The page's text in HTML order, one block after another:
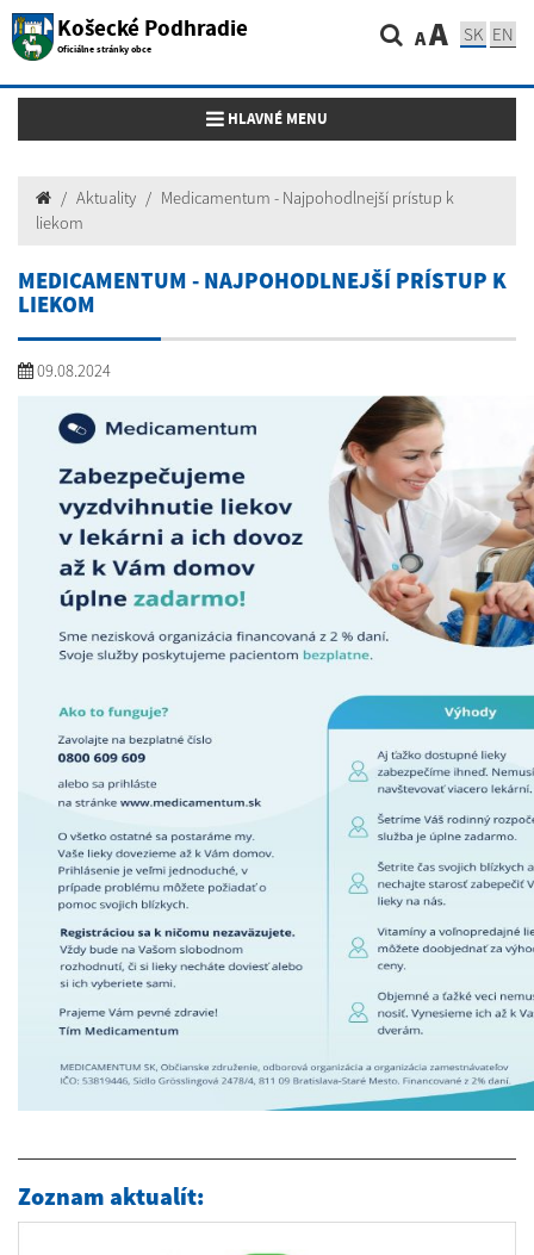
Košecké Podhradie
Oficiálne stránky obce AA SK EN
Toggle navigation
HLAVNÉ MENU
Aktuality
Medicamentum - Najpohodlnejší prístup k
liekom
MEDICAMENTUM - NAJPOHODLNEJŠÍ PRÍSTUP K
LIEKOM
09.08.2024
Zoznam aktualít: